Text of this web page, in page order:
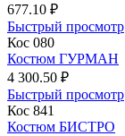
677.10 ₽
Быстрый просмотр
Кос 080
Костюм ГУРМАН
4 300.50 ₽
Быстрый просмотр
Кос 841
Костюм БИСТРО